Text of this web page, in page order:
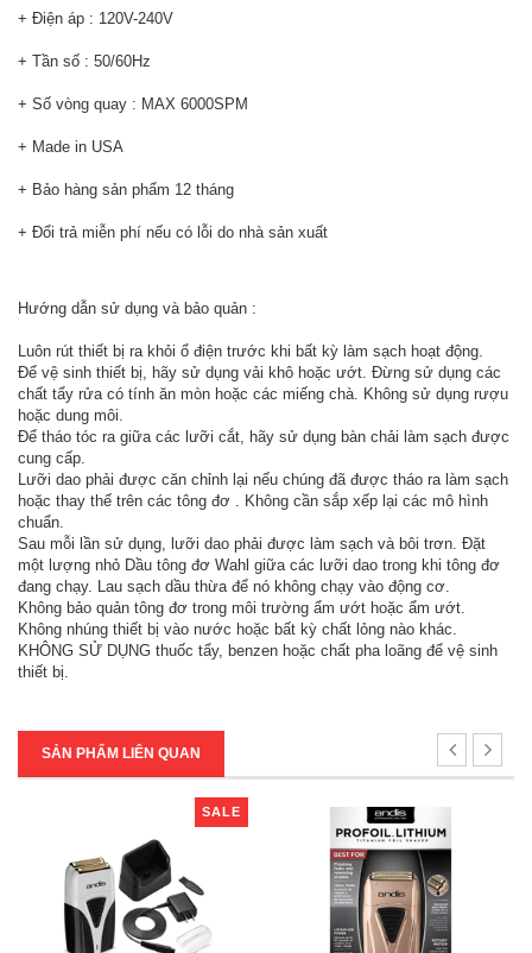
+ Điện áp : 120V-240V
+ Tần số : 50/60Hz
+ Số vòng quay : MAX 6000SPM
+ Made in USA
+ Bảo hàng sản phẩm 12 tháng
+ Đổi trả miễn phí nếu có lỗi do nhà sản xuất
Hướng dẫn sử dụng và bảo quản :
Luôn rút thiết bị ra khỏi ổ điện trước khi bất kỳ làm sạch hoạt động.
Để vệ sinh thiết bị, hãy sử dụng vải khô hoặc ướt. Đừng sử dụng các
chất tẩy rửa có tính ăn mòn hoặc các miếng chà. Không sử dụng rượu
hoặc dung môi.
Để tháo tóc ra giữa các lưỡi cắt, hãy sử dụng bàn chải làm sạch được
cung cấp.
Lưỡi dao phải được căn chỉnh lại nếu chúng đã được tháo ra làm sạch
hoặc thay thế trên các tông đơ . Không cần sắp xếp lại các mô hình
chuẩn.
Sau mỗi lần sử dụng, lưỡi dao phải được làm sạch và bôi trơn. Đặt
một lượng nhỏ Dầu tông đơ Wahl giữa các lưỡi dao trong khi tông đơ
đang chạy. Lau sạch dầu thừa để nó không chạy vào động cơ.
Không bảo quản tông đơ trong môi trường ẩm ướt hoặc ẩm ướt.
Không nhúng thiết bị vào nước hoặc bất kỳ chất lỏng nào khác.
KHÔNG SỬ DỤNG thuốc tẩy, benzen hoặc chất pha loãng để vệ sinh
thiết bị.
SẢN PHẨM LIÊN QUAN
SALE